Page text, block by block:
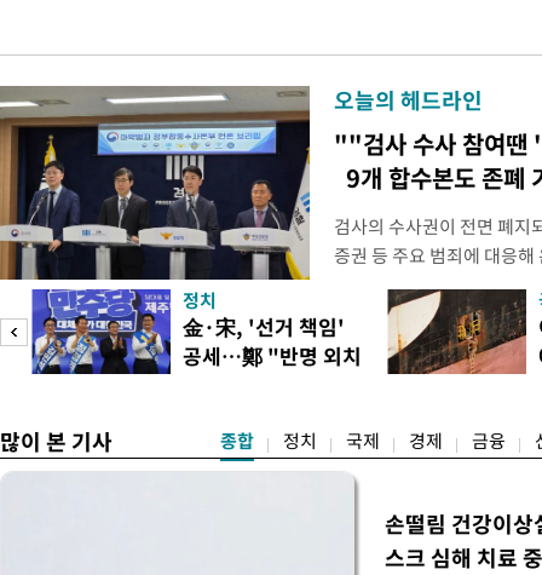
오늘의 헤드라인
""검사 수사 참여
9개 합수본도 존폐
검사의 수사권이 전면 폐
증권 등 주요 범죄에 대응
새로운 쟁점으로 떠올랐
여 근거가 사라지면서 현행
이다. 9일 법조계에 따르면
사의 수사권이 박탈되면서,
정치
金·宋, '선거 책임'
공세…鄭 "반명 외치
많이 본 기사 종합 정치 국제 경제 금융
손떨림 건강이
스크 심해 치료